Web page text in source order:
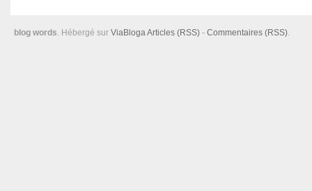
blog words. Hébergé sur ViaBlogaArticles (RSS) - Commentaires (RSS).